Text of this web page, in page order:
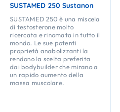
SUSTAMED 250 Sustanon
SUSTAMED 250 è una miscela
di testosterone molto
ricercata e rinomata in tutto il
mondo. Le sue potenti
proprietà anabolizzanti la
rendono la scelta preferita
dai bodybuilder che mirano a
un rapido aumento della
massa muscolare.